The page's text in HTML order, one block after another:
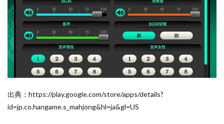
出典：https://play.google.com/store/apps/details?
id=jp.co.hangame.s_mahjong&hl=ja&gl=US